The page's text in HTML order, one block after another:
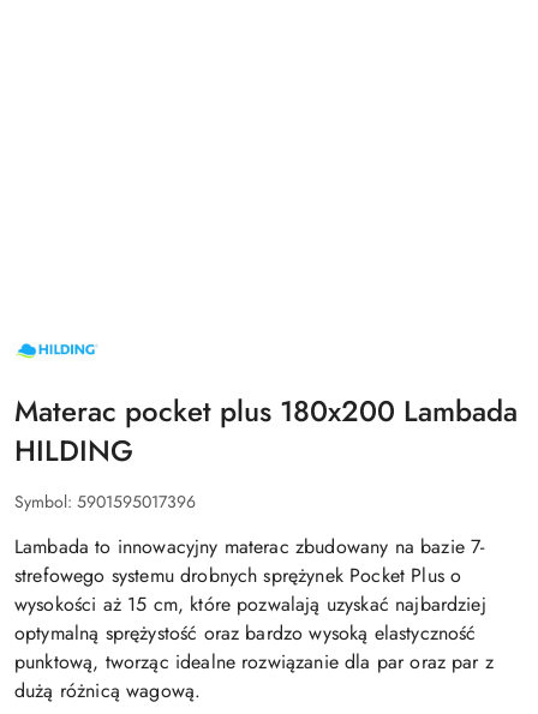
NAZWA
PRODUCENTA:
Materac pocket plus 180x200 Lambada
HILDING
Symbol: 5901595017396
Lambada to innowacyjny materac zbudowany na bazie 7-
strefowego systemu drobnych sprężynek Pocket Plus o
wysokości aż 15 cm, które pozwalają uzyskać najbardziej
optymalną sprężystość oraz bardzo wysoką elastyczność
punktową, tworząc idealne rozwiązanie dla par oraz par z
dużą różnicą wagową.